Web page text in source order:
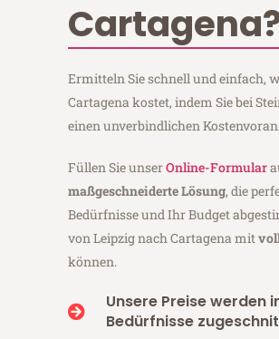
Ermitteln Sie schnell und einfach,
Cartagena kostet, indem Sie bei
einen unverbindlichen
Füllen Sie unserOnline-Formular
maßgeschneiderte Lösung, die
Bedürfnisse und Ihr Budget
von Leipzig nach Cartagena mit
können.
Unsere Preise werden
Bedürfnisse